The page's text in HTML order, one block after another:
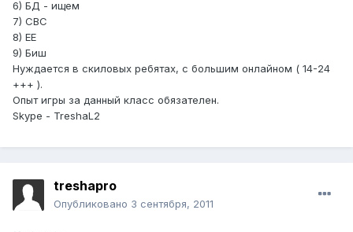
6) БД - ищем
7) СВС
8) ЕЕ
9) Биш
Нуждается в скиловых ребятах, с большим онлайном ( 14-24
+++ ).
Опыт игры за данный класс обязателен.
Skype - TreshaL2
treshapro
Опубликовано 3 сентября, 2011